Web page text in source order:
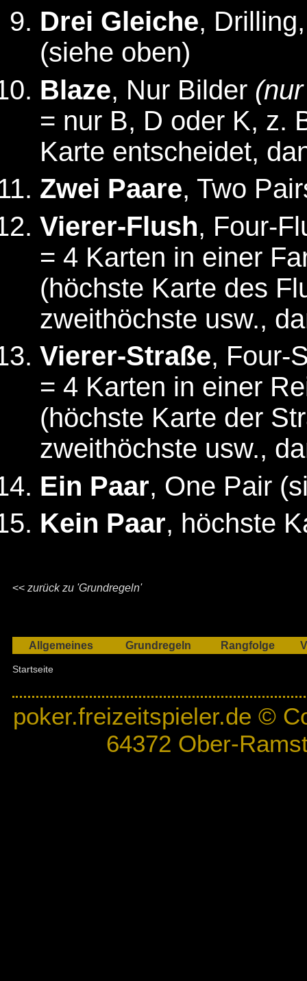
Drei Gleiche,
(siehe oben)
Blaze, Nur Bilder
= nur B, D oder K, z.
Karte entscheidet,
Zwei Paare, Two
Vierer-Flush, Four-
= 4 Karten in einer
(höchste Karte des
zweithöchste usw.,
Vierer-Straße, Four-
= 4 Karten in einer
(höchste Karte der
zweithöchste usw.,
Ein Paar, One Pair
Kein Paar, höchste
<< zurück zu 'Grundregeln'
Allgemeines Grundregeln Rangfolge
Startseite
poker.freizeitspieler.de ©
64372 Ober-